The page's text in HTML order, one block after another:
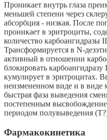
Проникает внутрь глаза
меньшей степени через
абсорбция - низкая. После
проникает в эритроциты,
количество карбоангидразы
Трансформируется в N-
активный в отношении
блокировать
кумулирует в эритроцитах.
неизмененном виде и в виде
быстрая фаза выведения
постепенным
периодом полувыведения
Фармакокинетика